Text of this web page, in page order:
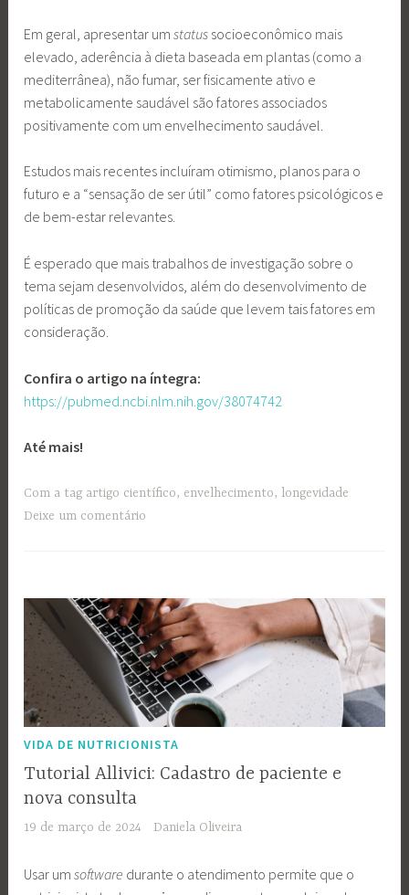
Em geral, apresentar umstatus socioeconômico mais
elevado, aderência à dieta baseada em plantas (como a
mediterrânea), não fumar, ser fisicamente ativo e
metabolicamente saudável são fatores associados
positivamente com um envelhecimento saudável.
Estudos mais recentes incluíram otimismo, planos para o
futuro e a “sensação de ser útil” como fatores psicológicos e
de bem-estar relevantes.
É esperado que mais trabalhos de investigação sobre o
tema sejam desenvolvidos, além do desenvolvimento de
políticas de promoção da saúde que levem tais fatores em
consideração.
Confira o artigo na íntegra:
https://pubmed.ncbi.nlm.nih.gov/38074742
Até mais!
Com a tag artigo científico, envelhecimento, longevidade
Deixe um comentário
VIDA DE NUTRICIONISTA
Tutorial Allivici: Cadastro de paciente e
nova consulta
19 de março de 2024 Daniela Oliveira
Usar umsoftware durante o atendimento permite que o